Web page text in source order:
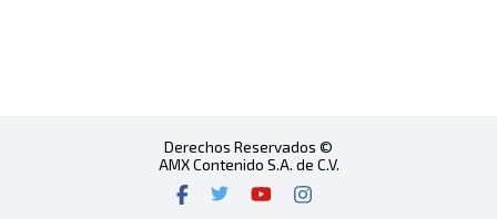
Derechos Reservados ©
AMX Contenido S.A. de C.V.